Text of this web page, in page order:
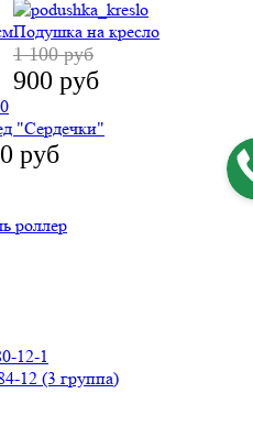
Подушка на кресло
1 100 руб
900 руб
"Сердечки"
руб
роллер
12 (3 группа)